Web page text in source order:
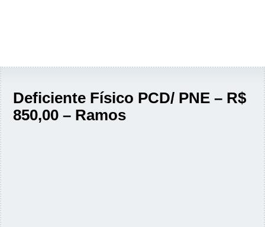
Deficiente Físico PCD/ PNE – R$
850,00 – Ramos